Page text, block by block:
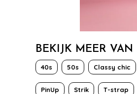
BEKIJK MEER VAN
40s 50s Classy chic
PinUp Strik T-strap